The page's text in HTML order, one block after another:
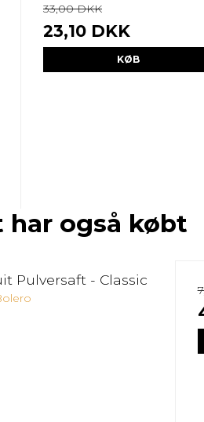
33,00 DKK
23,10 DKK
KØB
også købt
Pulversaft - Classic